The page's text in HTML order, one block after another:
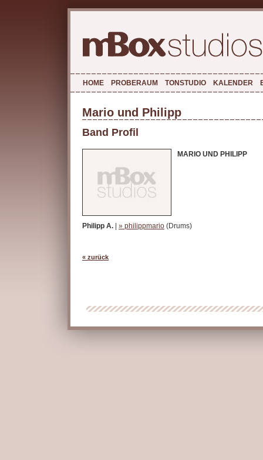
HOME PROBERAUM TONSTUDIO KALENDER
Mario und Philipp
Band Profil
MARIO UND PHILIPP
Philipp A. » philippmario (Drums)
« zurück